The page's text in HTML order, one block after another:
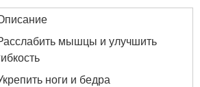
мышцы и улучшить
ноги и бедра